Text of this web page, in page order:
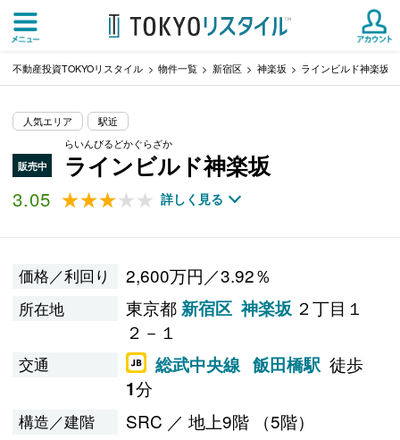
不動産投資TOKYOリスタイル 物件一覧 新宿区 神楽坂 ラインビルド神楽坂
人気エリア 駅近
販売中
らいんびるどかぐらざか
ラインビルド神楽坂
3.05 ★★★★★
★★★★★ 詳しく見る
価格／利回り 2,600万円／3.92％
所在地 東京都新宿区 神楽坂 ２丁目１
２－１
交通 総武中央線 飯田橋駅 徒歩
1分
構造／建階 SRC ／ 地上9階 （5階）